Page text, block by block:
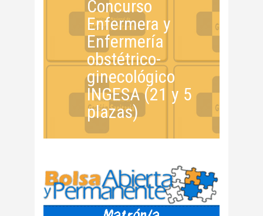
Concurso
Enfermera y
Enfermería
obstétrico-
ginecológico
INGESA (21 y 5
plazas)